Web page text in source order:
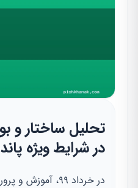
تحلیل ساختار و
در شرایط ویژه